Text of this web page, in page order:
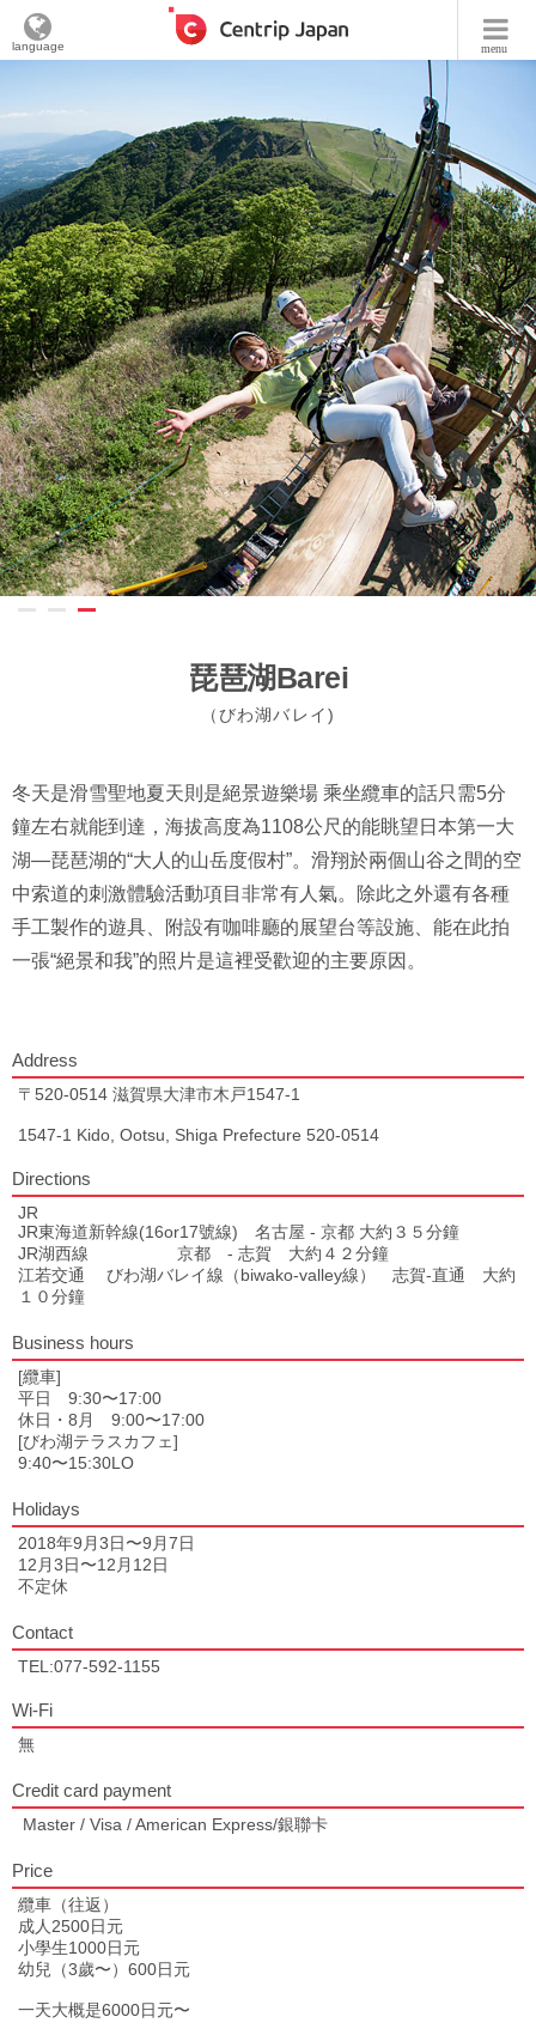
menu
language
琵琶湖Barei
（びわ湖バレイ)
冬天是滑雪聖地夏天則是絕景遊樂場 乘坐纜車的話只需5分
鐘左右就能到達，海拔高度為1108公尺的能眺望日本第一大
湖—琵琶湖的“大人的山岳度假村”。滑翔於兩個山谷之間的空
中索道的刺激體驗活動項目非常有人氣。除此之外還有各種
手工製作的遊具、附設有咖啡廳的展望台等設施、能在此拍
一張“絕景和我”的照片是這裡受歡迎的主要原因。
Address
〒520-0514 滋賀県大津市木戸1547-1
1547-1 Kido, Ootsu, Shiga Prefecture 520-0514
Directions
JR
JR東海道新幹線(16or17號線) 名古屋 - 京都 大約３５分鐘
JR湖西線 京都 - 志賀 大約４２分鐘
江若交通 びわ湖バレイ線（biwako-valley線） 志賀-直通 大約
１０分鐘
Business hours
[纜車]
平日 9:30〜17:00
休日・8月 9:00〜17:00
[びわ湖テラスカフェ]
9:40〜15:30LO
Holidays
2018年9月3日〜9月7日
12月3日〜12月12日
不定休
Contact
TEL:077-592-1155
Wi-Fi
無
Credit card payment
Master / Visa / American Express/銀聯卡
Price
纜車（往返）
成人2500日元
小學生1000日元
幼兒（3歲〜）600日元
一天大概是6000日元〜